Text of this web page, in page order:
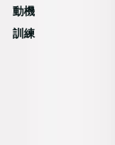
動機
訓練